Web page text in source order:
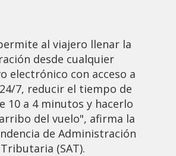
permite al viajero llenar la
desde cualquier
electrónico con acceso a
7, reducir el tiempo de
10 a 4 minutos y hacerlo
del vuelo", afirma la
de Administración
Tributaria (SAT).